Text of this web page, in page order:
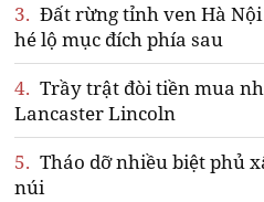
3. Đất rừng tỉnh ven Hà
hé lộ mục đích phía sau
4. Trầy trật đòi tiền mua
Lancaster Lincoln
5. Tháo dỡ nhiều biệt phủ
núi